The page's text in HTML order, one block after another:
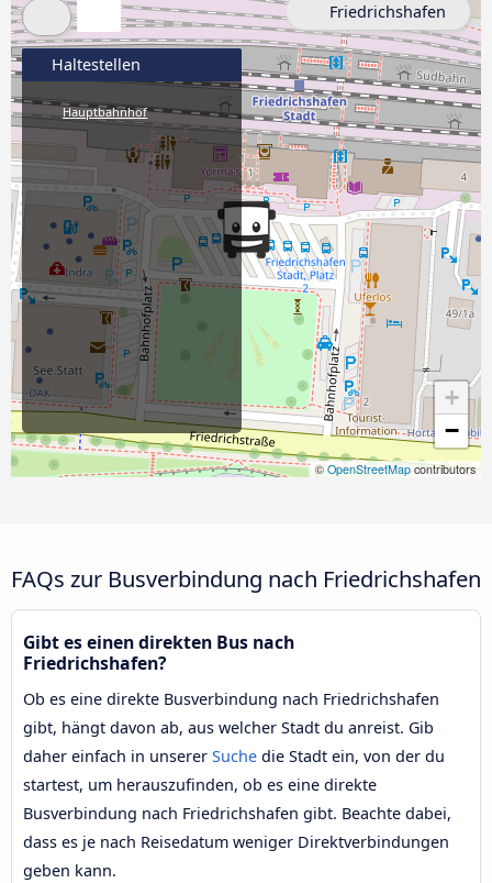
+
−
©OpenStreetMapcontributors
Haltestellen
Hauptbahnhof
Friedrichshafen
FAQs zur Busverbindung nach Friedrichshafen
Gibt es einen direkten Bus nach
Friedrichshafen?
Ob es eine direkte Busverbindung nach Friedrichshafen
gibt, hängt davon ab, aus welcher Stadt du anreist. Gib
daher einfach in unserer Suche die Stadt ein, von der du
startest, um herauszufinden, ob es eine direkte
Busverbindung nach Friedrichshafen gibt. Beachte dabei,
dass es je nach Reisedatum weniger Direktverbindungen
geben kann.